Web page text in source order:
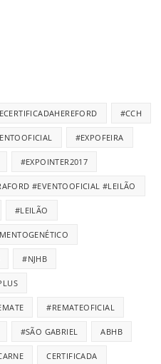
#CCH
#EXPOFEIRA
#EXPOINTER2017
#EVENTOOFICIAL #LEILÃO
#LEILÃO
#NJHB
#REMATEOFICIAL
#SÃO GABRIEL ABHB
CERTIFICADA